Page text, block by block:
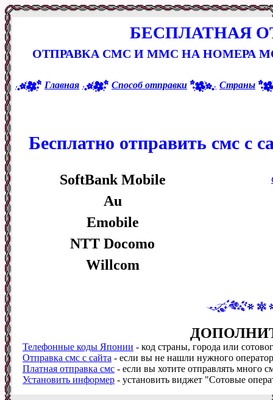
БЕСПЛАТНАЯ
ОТПРАВКА СМС И ММС НА НОМЕРА
Главная Способ отправки Страны
Бесплатно отправить смс с
SoftBank Mobile
Au
Emobile
NTT Docomo
Willcom
Телефонные коды Японии - код страны, города или
Отправка смс с сайта - если вы не нашли нужного
Платная отправка смс - если вы хотите отправлять много
Установить информер - установить виджет "Сотовые